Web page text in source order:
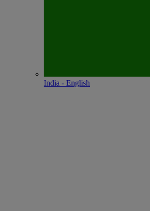
India - English